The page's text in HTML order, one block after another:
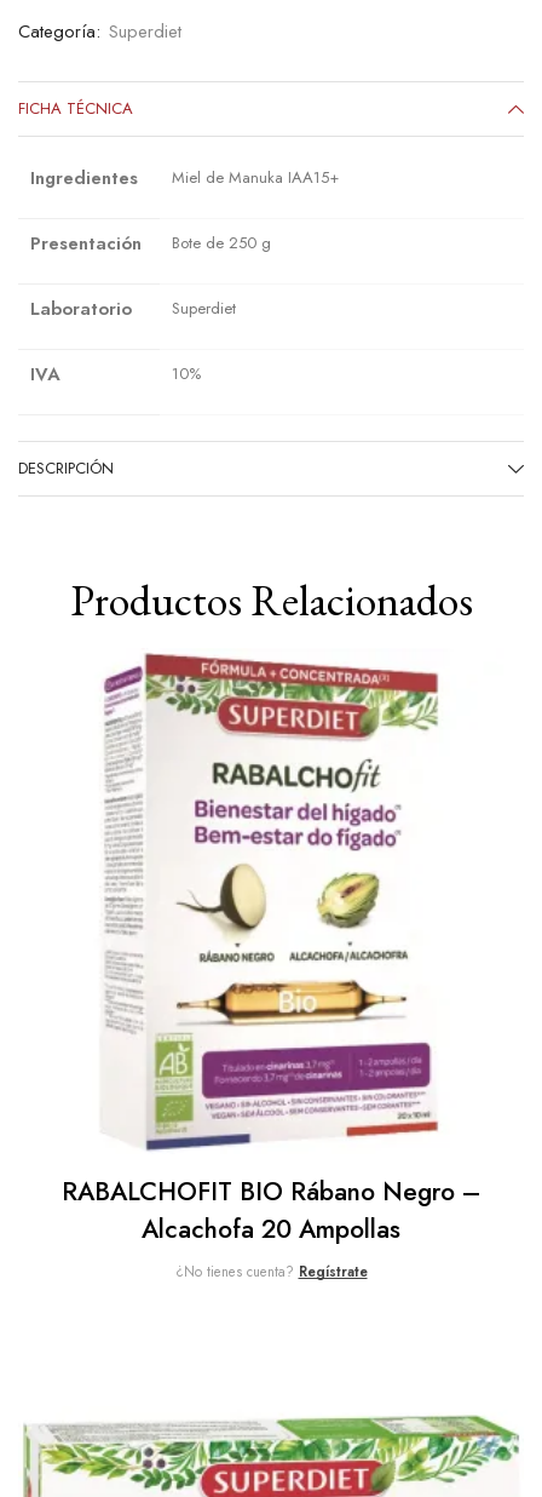
Categoría: Superdiet
FICHA TÉCNICA
Ingredientes Miel de Manuka IAA15+
Presentación Bote de 250 g
Laboratorio Superdiet
IVA 10%
DESCRIPCIÓN
Productos Relacionados
RABALCHOFIT BIO Rábano Negro –
Alcachofa 20 Ampollas
¿No tienes cuenta? Regístrate